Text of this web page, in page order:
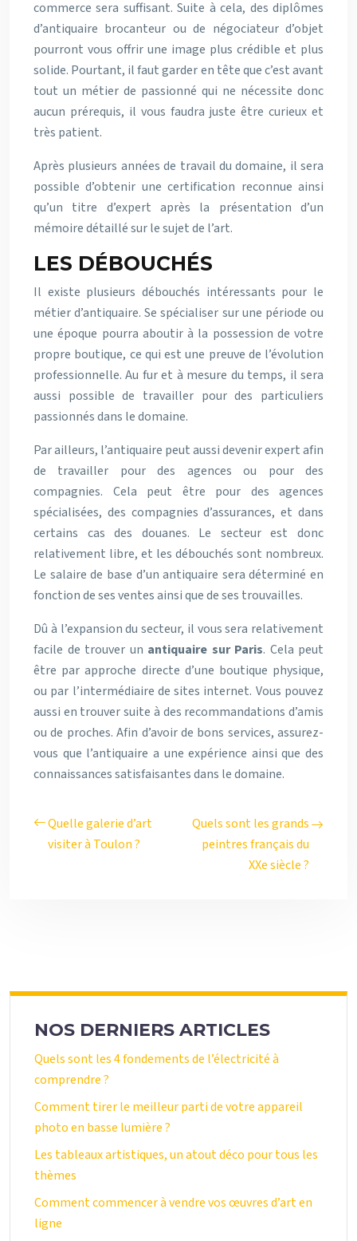
commerce sera suffisant. Suite à cela, des diplômes
d’antiquaire brocanteur ou de négociateur d’objet
pourront vous offrir une image plus crédible et plus
solide. Pourtant, il faut garder en tête que c’est avant
tout un métier de passionné qui ne nécessite donc
aucun prérequis, il vous faudra juste être curieux et
très patient.
Après plusieurs années de travail du domaine, il sera
possible d’obtenir une certification reconnue ainsi
qu’un titre d’expert après la présentation d’un
mémoire détaillé sur le sujet de l’art.
LES DÉBOUCHÉS
Il existe plusieurs débouchés intéressants pour le
métier d’antiquaire. Se spécialiser sur une période ou
une époque pourra aboutir à la possession de votre
propre boutique, ce qui est une preuve de l’évolution
professionnelle. Au fur et à mesure du temps, il sera
aussi possible de travailler pour des particuliers
passionnés dans le domaine.
Par ailleurs, l’antiquaire peut aussi devenir expert afin
de travailler pour des agences ou pour des
compagnies. Cela peut être pour des agences
spécialisées, des compagnies d’assurances, et dans
certains cas des douanes. Le secteur est donc
relativement libre, et les débouchés sont nombreux.
Le salaire de base d’un antiquaire sera déterminé en
fonction de ses ventes ainsi que de ses trouvailles.
Dû à l’expansion du secteur, il vous sera relativement
facile de trouver un antiquaire sur Paris. Cela peut
être par approche directe d’une boutique physique,
ou par l’intermédiaire de sites internet. Vous pouvez
aussi en trouver suite à des recommandations d’amis
ou de proches. Afin d’avoir de bons services, assurez-
vous que l’antiquaire a une expérience ainsi que des
connaissances satisfaisantes dans le domaine.
Quelle galerie d’art
visiter à Toulon ?
Quels sont les grands
peintres français du
XXe siècle ?
NOS DERNIERS ARTICLES
Quels sont les 4 fondements de l’électricité à
comprendre ?
Comment tirer le meilleur parti de votre appareil
photo en basse lumière ?
Les tableaux artistiques, un atout déco pour tous les
thèmes
Comment commencer à vendre vos œuvres d’art en
ligne